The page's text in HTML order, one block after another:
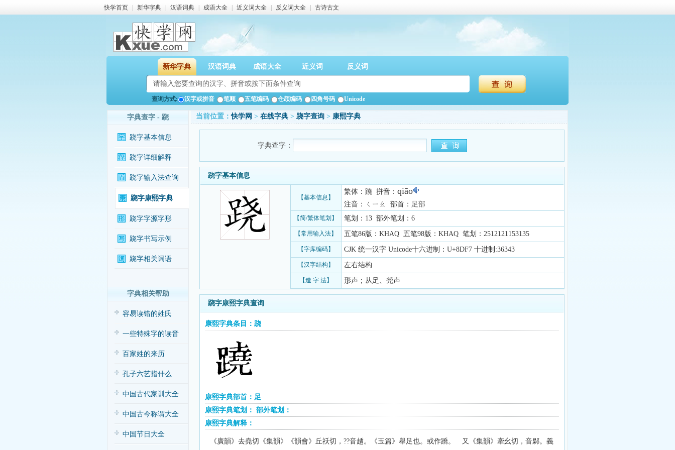
快学首页 新华字典 汉语词典 成语大全 近义词大全 反义词大全 古诗古文
新华字典 汉语词典 成语大全 近义词 反义词
查询方式: 汉字或拼音 笔顺 五笔编码 仓颉编码 四角号码 Unicode
字典查字 - 跷
跷字基本信息
跷字详细解释
跷字输入法查询
跷字康熙字典
跷字字源字形
跷字书写示例
跷字相关词语
字典相关帮助
容易读错的姓氏
一些特殊字的读音
百家姓的来历
孔子六艺指什么
中国古代家训大全
中国古今称谓大全
中国节日大全
当前位置：快学网 > 在线字典 > 跷字查询 > 康熙字典
字典查字：
跷字基本信息
【基本信息】
繁体：蹺 拼音： qiāo
注音：ㄑㄧㄠ 部首： 足部
【简/繁体笔划】 笔划：13 部外笔划：6
【常用输入法】 五笔86版：KHAQ 五笔98版：KHAQ 笔划：2512121153135
【字库编码】 CJK 统一汉字 Unicode十六进制：U+8DF7 十进制:36343
【汉字结构】 左右结构
【造 字 法】 形声；从足、尧声
跷字康熙字典查询
康熙字典条目：跷
康熙字典部首：足
康熙字典笔划： 部外笔划：
康熙字典解释：
《廣韻》去堯切《集韻》《韻會》丘祅切， ??音趫。《玉篇》舉足也。或作蹻。 又《集韻》牽幺切，音鄡。義